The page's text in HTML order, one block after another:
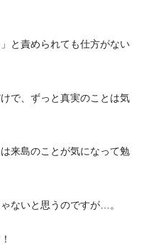
と責められても仕方がない
で、ずっと真実のことは気
来島のことが気になって勉
ないと思うのですが…。